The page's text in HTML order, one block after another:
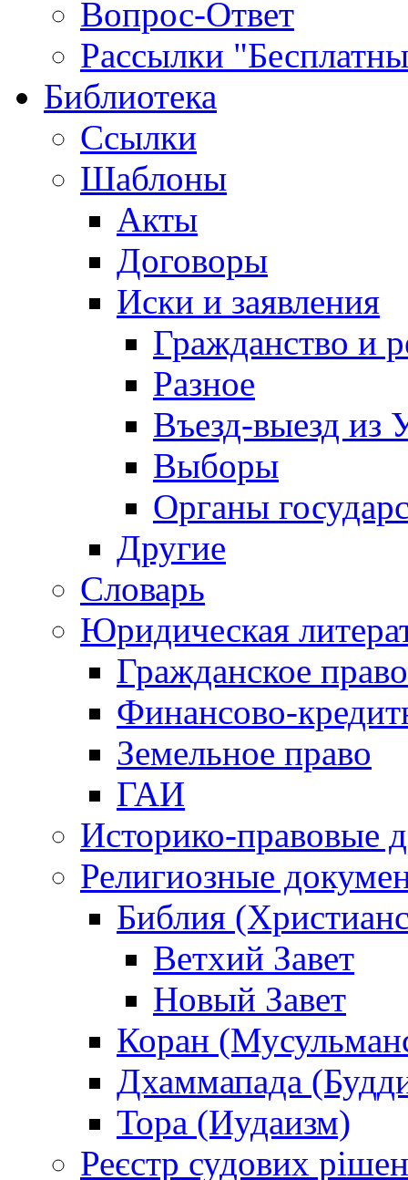
Вопрос-Ответ
Рассылки
Библиотека
Ссылки
Шаблоны
Акты
Договоры
Иски и заявления
Гражданство и
Разное
Въезд-выезд из
Выборы
Органы
Другие
Словарь
Юридическая
Гражданское право
Финансово-
Земельное право
ГАИ
Историко-правовые
Религиозные
Библия
Ветхий Завет
Новый Завет
Коран
Дхаммапада
Тора (Иудаизм)
Реєстр судових